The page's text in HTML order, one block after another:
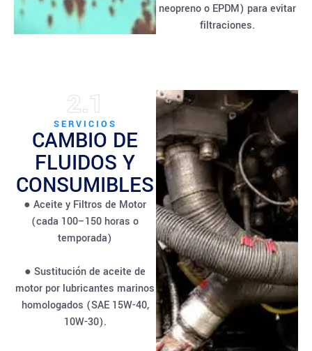
neopreno o EPDM) para evitar
filtraciones.
2.1
SERVICIOS
CAMBIO DE
FLUIDOS Y
CONSUMIBLES
● Aceite y Filtros de Motor
(cada 100–150 horas o
temporada)
● Sustitución de aceite de
motor por lubricantes marinos
homologados (SAE 15W-40,
10W-30).